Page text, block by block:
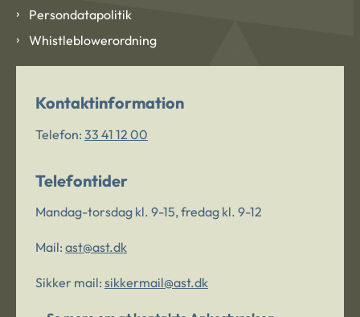
Persondatapolitik
Whistleblowerordning
Kontaktinformation
Telefon: 33 41 12 00
Telefontider
Mandag-torsdag kl. 9-15, fredag kl. 9-12
Mail: ast@ast.dk
Sikker mail: sikkermail@ast.dk